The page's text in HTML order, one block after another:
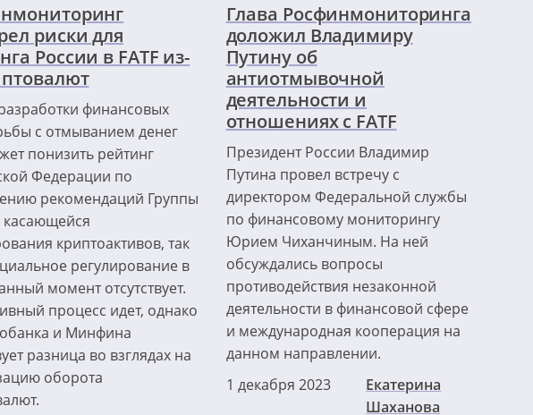
риски для
России в FATF из-
финансовых
с отмыванием денег
понизить рейтинг
Федерации по
рекомендаций Группы
касающейся
криптоактивов, так
регулирование в
момент отсутствует.
процесс идет, однако
и Минфина
разница во взглядах на
оборота
Глава Росфинмониторинга
доложил Владимиру
Путину об
антиотмывочной
деятельности и
отношениях с FATF
Президент России Владимир
Путина провел встречу с
директором Федеральной службы
по финансовому мониторингу
Юрием Чиханчиным. На ней
обсуждались вопросы
противодействия незаконной
деятельности в финансовой сфере
и международная кооперация на
данном направлении.
1 декабря 2023
Екатерина
Шаханова